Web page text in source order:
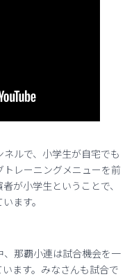
ネルで、小学生が自宅でも
レーニングメニューを前
が小学生ということで、
ます。
、那覇小連は試合機会を一
ます。みなさんも試合で